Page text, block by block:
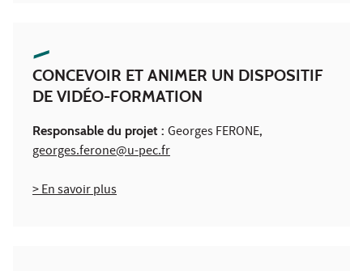
CONCEVOIR ET ANIMER UN DISPOSITIF
DE VIDÉO-FORMATION
Responsable du projet : Georges FERONE,
georges.ferone@u-pec.fr
> En savoir plus